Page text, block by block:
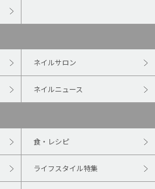
ネイルサロン
ネイルニュース
食・レシピ
ライフスタイル特集